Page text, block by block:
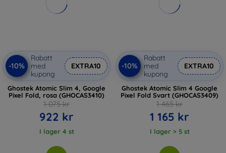
-10%
Rabatt
med
kupong
EXTRA10
Ghostek Atomic Slim 4, Google
Pixel Fold, rosa (GHOCAS3410)
1 075 kr
922 kr
I lager 4 st
-10%
Rabatt
med
kupong
EXTRA10
Ghostek Atomic Slim 4 Google
Pixel Fold Svart (GHOCAS3409)
1 465 kr
1 165 kr
I lager > 5 st